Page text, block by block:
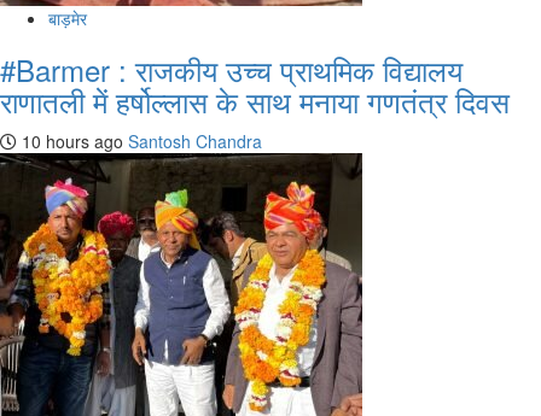
बाड़मेर
#Barmer : राजकीय उच्च प्राथमिक विद्यालय
राणातली में हर्षोल्लास के साथ मनाया गणतंत्र दिवस
10 hours ago Santosh Chandra